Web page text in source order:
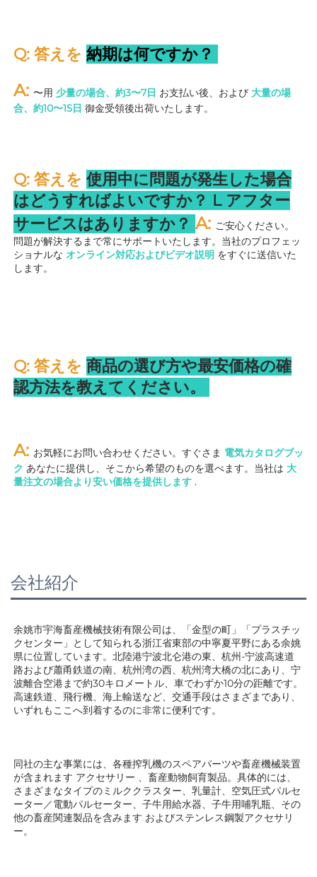
Q: 答えを 納期は何ですか？
A: 〜用 少量の場合、約3〜7日 お支払い後、および 大量の場
合、約10〜15日 御金受領後出荷いたします。
Q: 答えを 使用中に問題が発生した場合
はどうすればよいですか？ L アフター
サービスはありますか？ A: ご安心ください。
問題が解決するまで常にサポートいたします。当社のプロフェッ
ショナルな オンライン対応およびビデオ説明 をすぐに送信いた
します。
Q: 答えを 商品の選び方や最安価格の確
認方法を教えてください。
A: お気軽にお問い合わせください。すぐさま 電気カタログブッ
ク あなたに提供し、そこから希望のものを選べます。当社は 大
量注文の場合より安い価格を提供します .
会社紹介
余姚市宇海畜産機械技術有限公司は、「金型の町」「プラスチッ
クセンター」として知られる浙江省東部の中寧夏平野にある余姚
県に位置しています。北陸港宁波北仑港の東、杭州-宁波高速道
路および蕭甬鉄道の南、杭州湾の西、杭州湾大橋の北にあり、宁
波離合空港まで約30キロメートル、車でわずか10分の距離です。
高速鉄道、飛行機、海上輸送など、交通手段はさまざまであり、
いずれもここへ到着するのに非常に便利です。
同社の主な事業には、各種搾乳機のスペアパーツや畜産機械装置
が含まれます アクセサリー 、畜産動物飼育製品。具体的には、
さまざまなタイプのミルククラスター、乳量計、空気圧式パルセ
ーター／電動パルセーター、子牛用給水器、子牛用哺乳瓶、その
他の畜産関連製品を含みます およびステンレス鋼製アクセサリ
ー。